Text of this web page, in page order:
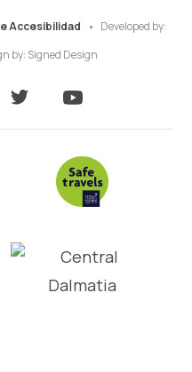
Accesibilidad
Developed by:
by: Signed Design